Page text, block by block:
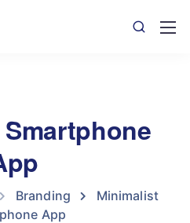
Branding
Minimalist
App